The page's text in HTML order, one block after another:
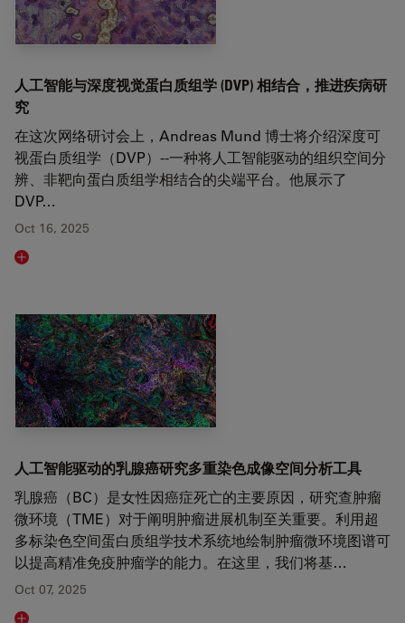
人工智能与深度视觉蛋白质组学 (DVP) 相结合，推进疾病研
究
在这次网络研讨会上，Andreas Mund 博士将介绍深度可
视蛋白质组学（DVP）--一种将人工智能驱动的组织空间分
辨、非靶向蛋白质组学相结合的尖端平台。他展示了
DVP…
Oct 16, 2025
Read article
人工智能驱动的乳腺癌研究多重染色成像空间分析工具
乳腺癌（BC）是女性因癌症死亡的主要原因，研究查肿瘤
微环境（TME）对于阐明肿瘤进展机制至关重要。利用超
多标染色空间蛋白质组学技术系统地绘制肿瘤微环境图谱可
以提高精准免疫肿瘤学的能力。在这里，我们将基…
Oct 07, 2025